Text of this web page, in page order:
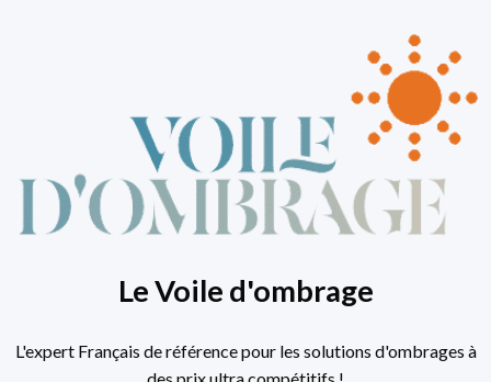
Le Voile d'ombrage
L'expert Français de référence pour les solutions d'ombrages à